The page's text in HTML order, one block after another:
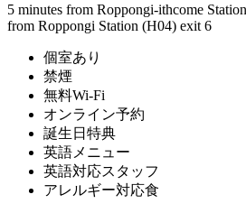
5 minutes from Roppongi-ithcome
from Roppongi Station (H04) exit 6
個室あり
禁煙
無料Wi-Fi
オンライン予約
誕生日特典
英語メニュー
英語対応スタッフ
アレルギー対応食